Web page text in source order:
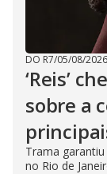
DO R7/05/08/2026
‘Reis’
sobre a
Trama
no Rio de